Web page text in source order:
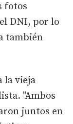
fotos
DNI, por lo
también
la vieja
"Ambos
juntos en